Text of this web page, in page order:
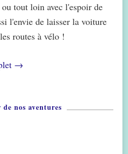
tout loin avec l'espoir de
l'envie de laisser la voiture
routes à vélo !
→
nos aventures